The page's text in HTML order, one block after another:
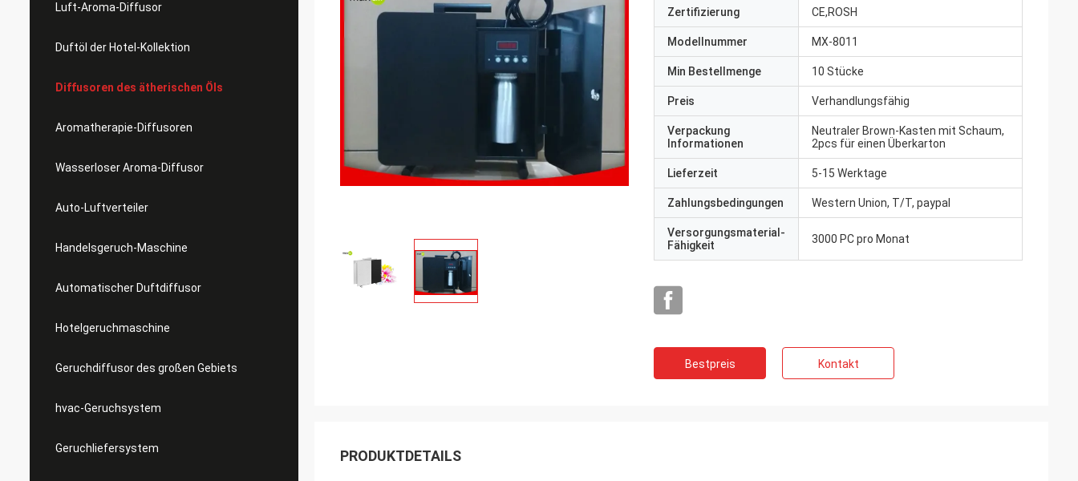
Luft-Aroma-Diffusor
Duftöl der Hotel-Kollektion
Diffusoren des ätherischen Öls
Aromatherapie-Diffusoren
Wasserloser Aroma-Diffusor
Auto-Luftverteiler
Handelsgeruch-Maschine
Automatischer Duftdiffusor
Hotelgeruchmaschine
Geruchdiffusor des großen Gebiets
hvac-Geruchsystem
Geruchliefersystem
Zertifizierung CE,ROSH
Modellnummer MX-8011
Min Bestellmenge 10 Stücke
Preis Verhandlungsfähig
Verpackung
Informationen
Neutraler Brown-Kasten mit Schaum,
2pcs für einen Überkarton
Lieferzeit 5-15 Werktage
Zahlungsbedingungen Western Union, T/T, paypal
Versorgungsmaterial-
Fähigkeit
3000 PC pro Monat
Bestpreis Kontakt
PRODUKTDETAILS